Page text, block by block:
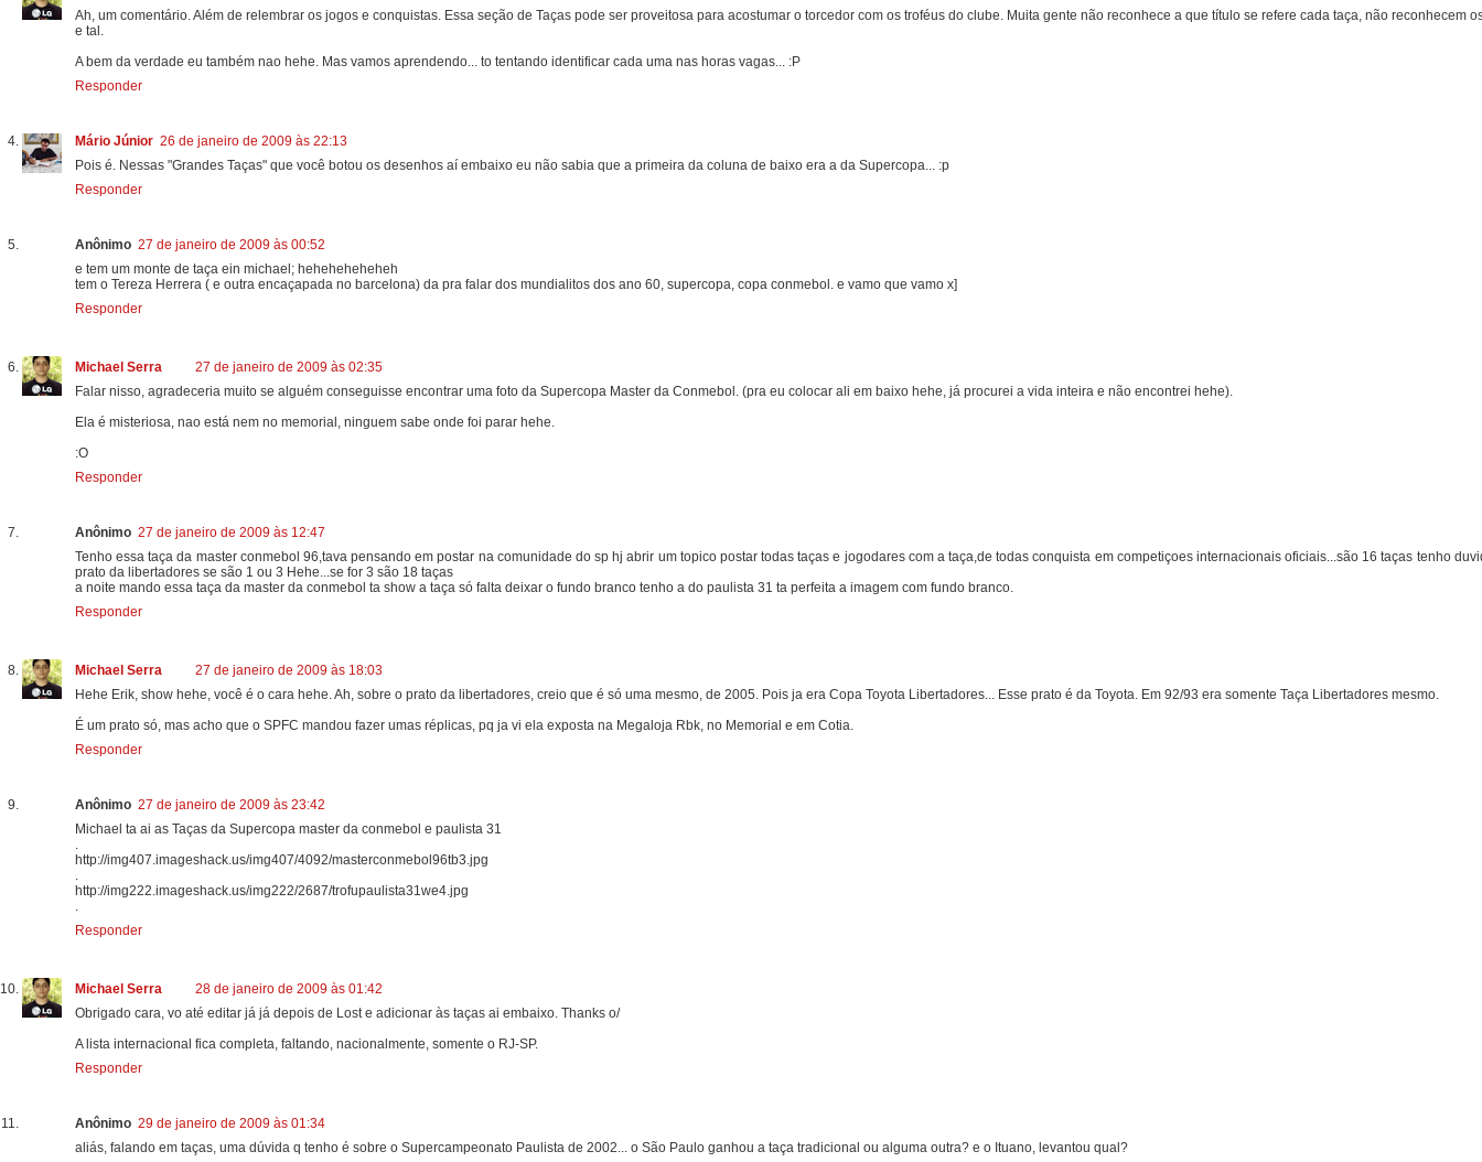
Ah, um comentário. Além de relembrar os jogos e conquistas. Essa seção de Taças pode ser proveitosa para acostumar o torcedor com os troféus do clube. Muita gente não reconhece a que título se refere cada taça, não reconhecem
e tal.
A bem da verdade eu também nao hehe. Mas vamos aprendendo... to tentando identificar cada uma nas horas vagas... :P
Responder
Mário Júnior 26 de janeiro de 2009 às 22:13
Pois é. Nessas "Grandes Taças" que você botou os desenhos aí embaixo eu não sabia que a primeira da coluna de baixo era a da Supercopa... :p
Responder
Anônimo 27 de janeiro de 2009 às 00:52
e tem um monte de taça ein michael; heheheheheheh
tem o Tereza Herrera ( e outra encaçapada no barcelona) da pra falar dos mundialitos dos ano 60, supercopa, copa conmebol. e vamo que vamo x]
Responder
Michael Serra
27 de janeiro de 2009 às 02:35
Falar nisso, agradeceria muito se alguém conseguisse encontrar uma foto da Supercopa Master da Conmebol. (pra eu colocar ali em baixo hehe, já procurei a vida inteira e não encontrei hehe).
Ela é misteriosa, nao está nem no memorial, ninguem sabe onde foi parar hehe.
:O
Responder
Anônimo 27 de janeiro de 2009 às 12:47
Tenho essa taça da master conmebol 96,tava pensando em postar na comunidade do sp hj abrir um topico postar todas taças e jogodares com a taça,de todas conquista em competiçoes internacionais oficiais...são 16 taças tenho
prato da libertadores se são 1 ou 3 Hehe...se for 3 são 18 taças
a noite mando essa taça da master da conmebol ta show a taça só falta deixar o fundo branco tenho a do paulista 31 ta perfeita a imagem com fundo branco.
Responder
Michael Serra
27 de janeiro de 2009 às 18:03
Hehe Erik, show hehe, você é o cara hehe. Ah, sobre o prato da libertadores, creio que é só uma mesmo, de 2005. Pois ja era Copa Toyota Libertadores... Esse prato é da Toyota. Em 92/93 era somente Taça Libertadores mesmo.
É um prato só, mas acho que o SPFC mandou fazer umas réplicas, pq ja vi ela exposta na Megaloja Rbk, no Memorial e em Cotia.
Responder
Anônimo 27 de janeiro de 2009 às 23:42
Michael ta ai as Taças da Supercopa master da conmebol e paulista 31
http://img407.imageshack.us/img407/4092/masterconmebol96tb3.jpg
http://img222.imageshack.us/img222/2687/trofupaulista31we4.jpg
Responder
Michael Serra
28 de janeiro de 2009 às 01:42
Obrigado cara, vo até editar já já depois de Lost e adicionar às taças ai embaixo. Thanks o/
A lista internacional fica completa, faltando, nacionalmente, somente o RJ-SP.
Responder
Anônimo 29 de janeiro de 2009 às 01:34
aliás, falando em taças, uma dúvida q tenho é sobre o Supercampeonato Paulista de 2002... o São Paulo ganhou a taça tradicional ou alguma outra? e o Ituano, levantou qual?